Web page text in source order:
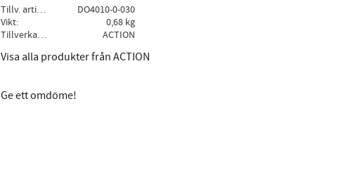
Tillv. artikelnr
DO4010-0-030
Vikt
0,68 kg
Tillverkare
ACTION
Visa alla produkter från ACTION
Ge ett omdöme!